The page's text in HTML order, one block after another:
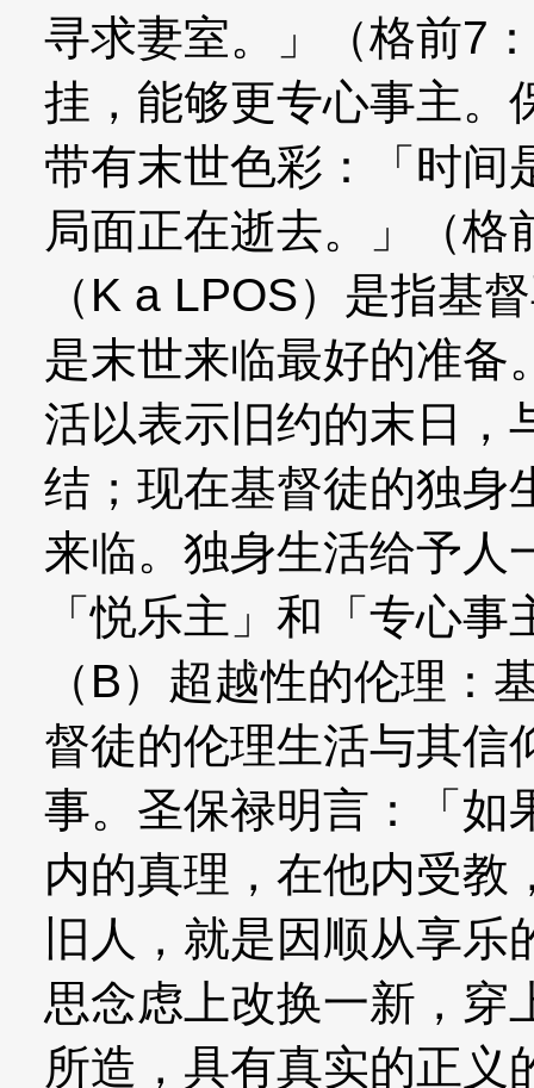
寻求妻室。」（格前7
挂，能够更专心事主。
带有末世色彩：「时
局面正在逝去。」（格
（K a LPOS）是指基
是末世来临最好的准备
活以表示旧约的末日，
结；现在基督徒的独身
来临。独身生活给予人
「悦乐主」和「专心
（B）超越性的伦理：
督徒的伦理生活与其信
事。圣保禄明言：「如
内的真理，在他内受教
旧人，就是因顺从享
思念虑上改换一新，穿
所造，具有真实的正义